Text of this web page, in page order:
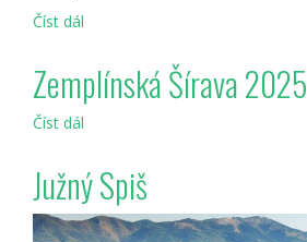
Číst dál
Zemplínská Šírava 2025
Číst dál
Južný Spiš